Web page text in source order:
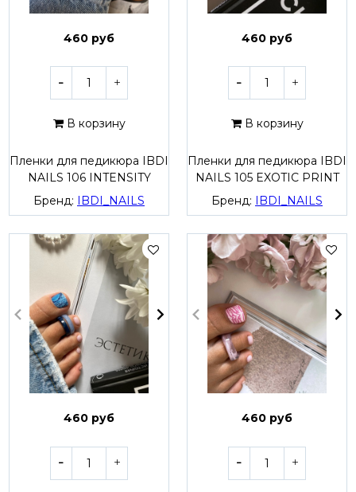
460 руб
В корзину
Пленки для педикюра IBDI
NAILS 106 INTENSITY
Бренд:
IBDI_NAILS
460 руб
В корзину
Пленки для педикюра IBDI
NAILS 105 EXOTIC PRINT
Бренд:
IBDI_NAILS
460 руб 460 руб